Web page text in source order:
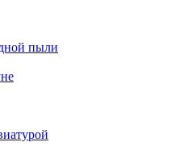
пыли